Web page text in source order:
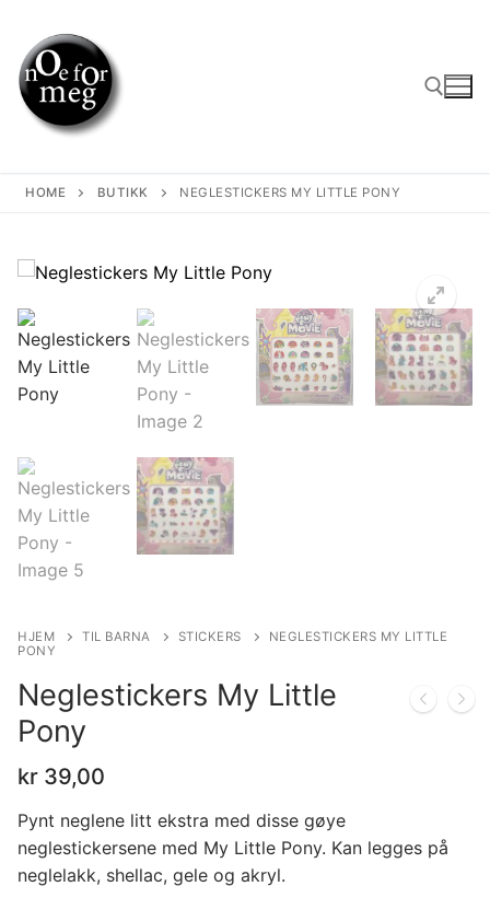
content
HOME BUTIKK NEGLESTICKERS MY LITTLE PONY
🔍
HJEM TIL BARNA STICKERS
NEGLESTICKERS MY LITTLE
PONY
Neglestickers My Little
Pony
kr 39,00
Pynt neglene litt ekstra med disse gøye
neglestickersene med My Little Pony. Kan legges på
neglelakk, shellac, gele og akryl.